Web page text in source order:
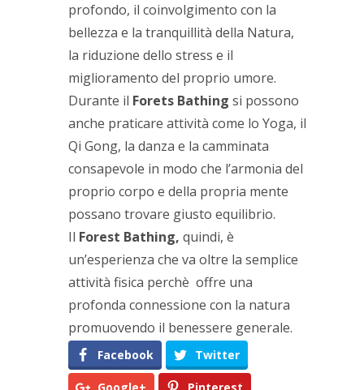
profondo, il coinvolgimento con la
bellezza e la tranquillità della Natura,
la riduzione dello stress e il
miglioramento del proprio umore.
Durante il Forets Bathing si possono
anche praticare attività come lo Yoga, il
Qi Gong, la danza e la camminata
consapevole in modo che l’armonia del
proprio corpo e della propria mente
possano trovare giusto equilibrio.
Il Forest Bathing, quindi, è
un’esperienza che va oltre la semplice
attività fisica perchè offre una
profonda connessione con la natura
promuovendo il benessere generale.
Facebook Twitter